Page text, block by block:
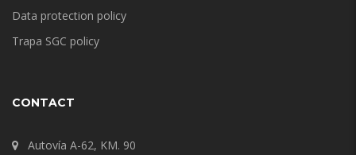
Data protection policy
Trapa SGC policy
CONTACT
Autovía A-62, KM. 90